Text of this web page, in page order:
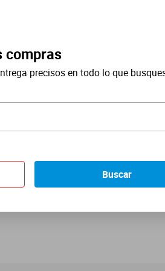
compras
precisos en todo lo que
Buscar